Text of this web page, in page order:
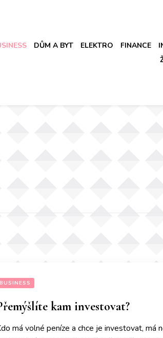
DŮM A BYT ELEKTRO FINANCE
BUSINESS
kam investovat?
má volné peníze a chce je investovat, má